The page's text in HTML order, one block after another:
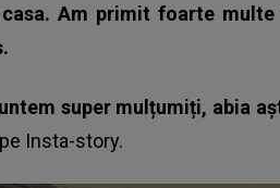
Am primit foarte
super mulțumiți, abia
Insta-story.